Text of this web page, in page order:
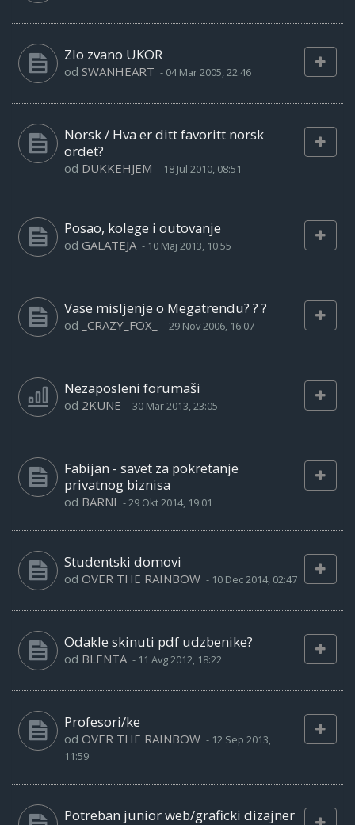
Zlo zvano UKOR
od SWANHEART - 04 Mar 2005, 22:46
Norsk / Hva er ditt favoritt norsk
ordet?
od DUKKEHJEM - 18 Jul 2010, 08:51
Posao, kolege i outovanje
od GALATEJA - 10 Maj 2013, 10:55
Vase misljenje o Megatrendu? ? ?
od _CRAZY_FOX_ -29 Nov 2006, 16:07
Nezaposleni forumaši
od 2KUNE -30 Mar 2013, 23:05
Fabijan - savet za pokretanje
privatnog biznisa
od BARNI -29 Okt 2014, 19:01
Studentski domovi
od OVER THE RAINBOW - 10 Dec 2014, 02:47
Odakle skinuti pdf udzbenike?
od BLENTA - 11 Avg 2012, 18:22
Profesori/ke
od OVER THE RAINBOW - 12 Sep 2013,
11:59
Potreban junior web/graficki dizajner